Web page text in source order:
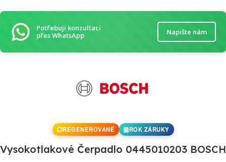
Potřebuji konzultaci
přes WhatsApp
Napište nám
REGENEROVANÉ ROK ZÁRUKY
Vysokotlakové Čerpadlo 0445010203 BOSCH